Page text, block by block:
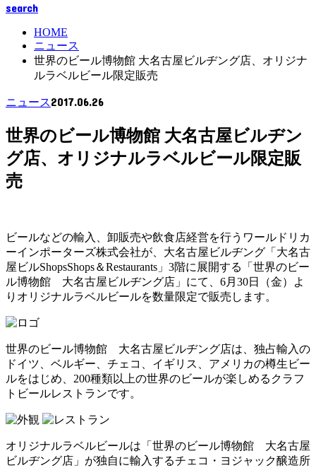
search
HOME
ニュース
世界のビール博物館 大名古屋ビルヂング店、オリジナ
ルラベルビール限定販売
ニュース2017.06.26
世界のビール博物館 大名古屋ビルヂン
グ店、オリジナルラベルビール限定販
売
ビールなどの輸入、卸販売や飲食店経営を行うワールドリカ
ーインポーターズ株式会社が、大名古屋ビルヂング「大名古
屋ビルShopsShops＆Restaurants」3階に展開する「世界のビー
ル博物館 大名古屋ビルヂング店」にて、6月30日（金）よ
りオリジナルラベルビールを数量限定で販売します。
世界のビール博物館 大名古屋ビルヂング店は、独占輸入の
ドイツ、ベルギー、チェコ、イギリス、アメリカの樽生ビー
ルをはじめ、200種類以上の世界のビールが楽しめるクラフ
トビールレストランです。
オリジナルラベルビールは「世界のビール博物館 大名古屋
ビルヂング店」が独自に輸入するチェコ・ヨジャック醸造所